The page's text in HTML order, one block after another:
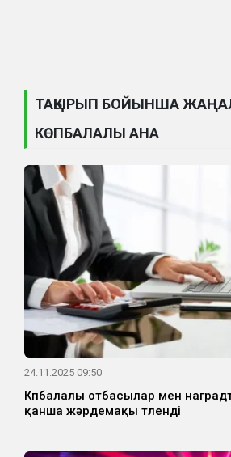
ТАҚЫРЫП БОЙЫНША
КӨПБАЛАЛЫ АНА
24.11.2025 09:50
Көпбалалы отбасылар мен
қанша жәрдемақы төленді